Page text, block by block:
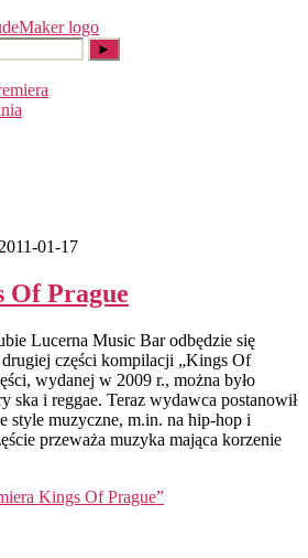
2011-01-17
Of Prague
Lucerna Music Bar odbędzie się
części kompilacji „Kings Of
wydanej w 2009 r., można było
ska i reggae. Teraz wydawca postanowił
style muzyczne, m.in. na hip-hop i
przeważa muzyka mająca korzenie
Kings Of Prague”